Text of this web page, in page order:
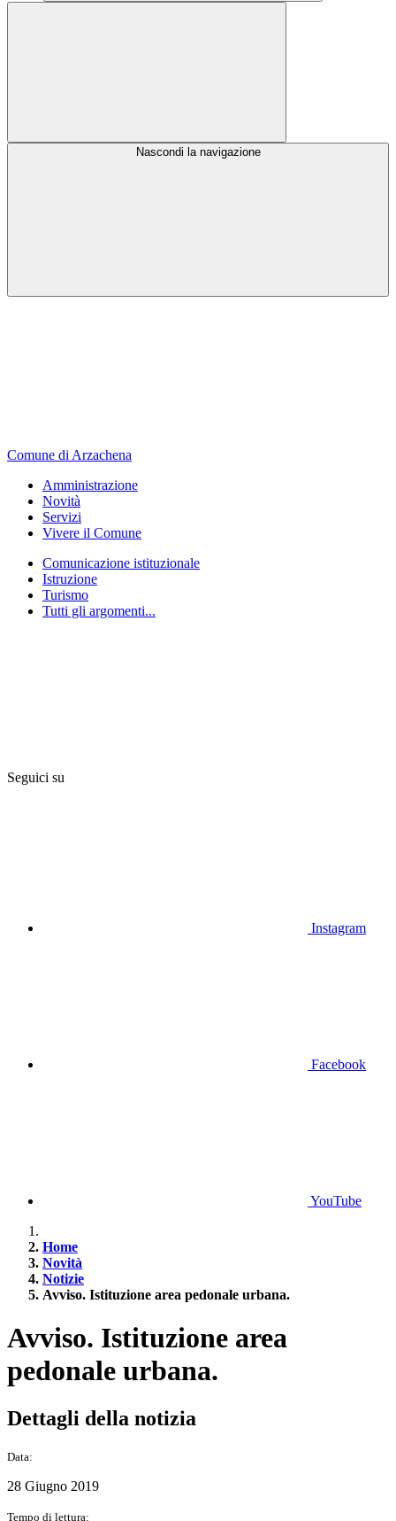
Nascondi la navigazione
Comune di Arzachena
Amministrazione
Novità
Servizi
Vivere il Comune
Comunicazione istituzionale
Istruzione
Turismo
Tutti gli argomenti...
Seguici su
Instagram
Facebook
YouTube
Home
Novità
Notizie
Avviso. Istituzione area pedonale urbana.
Avviso. Istituzione area
pedonale urbana.
Dettagli della notizia
Data:
28 Giugno 2019
Tempo di lettura: